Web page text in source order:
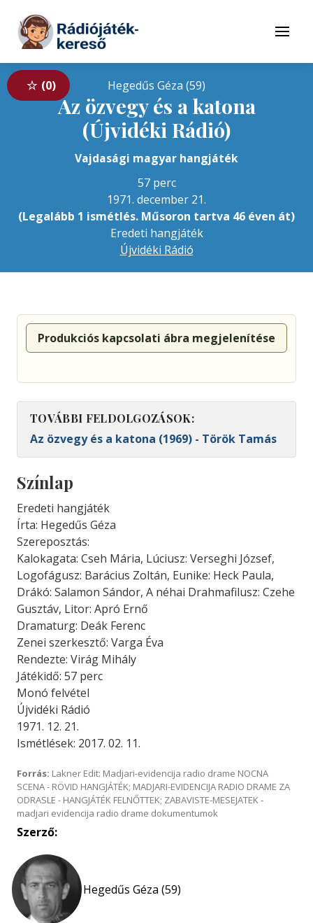
Tovább a tartalomhoz
Menü
0 Hegedűs Géza (59)
Az özvegy és a katona
(Újvidéki Rádió)
Vajdasági magyar hangjáték
57 perc
1971. december 21.
(Legalább 1 ismétlés. Műsoron tartva 46 éven át)
Eredeti hangjáték
Újvidéki Rádió
Produkciós kapcsolati ábra megjelenítése
TOVÁBBI FELDOLGOZÁSOK:
Az özvegy és a katona (1969) - Török Tamás
Színlap
Eredeti hangjáték
Írta: Hegedűs Géza
Szereposztás:
Kalokagata: Cseh Mária, Lúciusz: Verseghi József,
Logofágusz: Barácius Zoltán, Eunike: Heck Paula,
Drákó: Salamon Sándor, A néhai Drahmafilusz: Czehe
Gusztáv, Litor: Apró Ernő
Dramaturg: Deák Ferenc
Zenei szerkesztő: Varga Éva
Rendezte: Virág Mihály
Játékidő: 57 perc
Monó felvétel
Újvidéki Rádió
1971. 12. 21.
Ismétlések: 2017. 02. 11.
Forrás: Lakner Edit: Madjari-evidencija radio drame NOCNA
SCENA - RÖVID HANGJÁTÉK; MADJARI-EVIDENCIJA RADIO DRAME ZA
ODRASLE - HANGJÁTÉK FELNŐTTEK; ZABAVISTE-MESEJATEK -
madjari evidencija radio drame dokumentumok
Szerző:
Hegedűs Géza (59)